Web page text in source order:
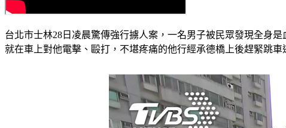
台北市士林28日凌晨驚傳強行擄人案，一名男子被民眾發現全身
就在車上對他電擊、毆打，不堪疼痛的他行經承德橋上後趕緊跳